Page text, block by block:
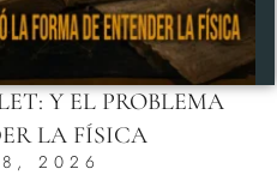
Y EL PROBLEMA
LA FÍSICA
2026